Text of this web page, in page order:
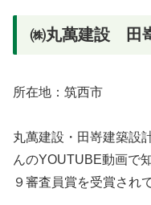
㈱丸萬建設 田
所在地：筑西市
丸萬建設・田嵜建築設
んのYOUTUBE動画で
９審査員賞を受賞され